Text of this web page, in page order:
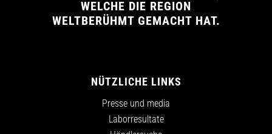
WELCHE DIE REGION
WELTBERÜHMT GEMACHT HAT.
NÜTZLICHE LINKS
Presse und media
Laborresultate